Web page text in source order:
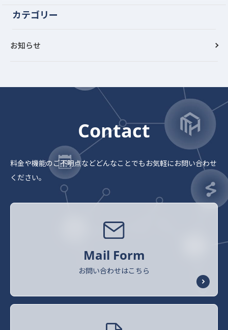
カテゴリー
お知らせ
Contact
料金や機能のご不明点などどんなことでもお気軽にお問い合わせ
ください。
Mail Form
お問い合わせはこちら